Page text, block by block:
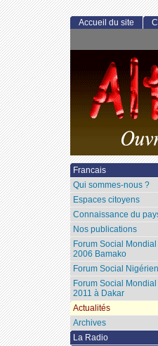
Accueil du site
Francais
Qui sommes-nous ?
Espaces citoyens
Connaissance du
Nos publications
Forum Social Mondial
2006 Bamako
Forum Social Nigérien
Forum Social Mondial
2011 à Dakar
Actualités
Archives
La Radio